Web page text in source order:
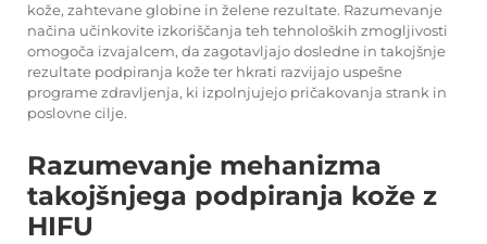
kože, zahtevane globine in želene rezultate. Razumevanje
načina učinkovite izkoriščanja teh tehnoloških zmogljivosti
omogoča izvajalcem, da zagotavljajo dosledne in takojšnje
rezultate podpiranja kože ter hkrati razvijajo uspešne
programe zdravljenja, ki izpolnjujejo pričakovanja strank in
poslovne cilje.
Razumevanje mehanizma
takojšnjega podpiranja kože z
HIFU